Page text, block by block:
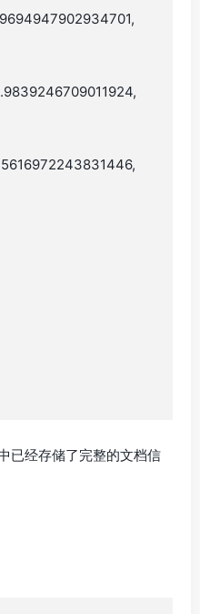
已经存储了完整的文档信